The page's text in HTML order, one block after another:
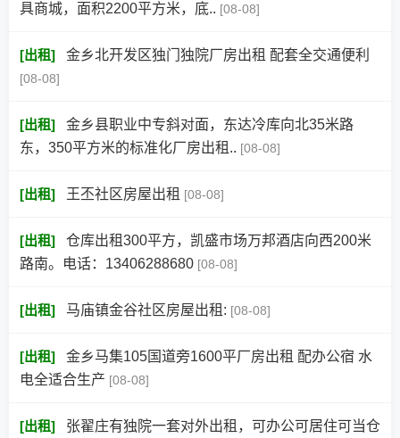
具商城，面积2200平方米，底.. [08-08]
[出租] 金乡北开发区独门独院厂房出租 配套全交通便利
[08-08]
[出租]
金乡县职业中专斜对面，东达冷库向北35米路
东，350平方米的标准化厂房出租.. [08-08]
[出租] 王丕社区房屋出租 [08-08]
[出租]
仓库出租300平方，凯盛市场万邦酒店向西200米
路南。电话：13406288680 [08-08]
[出租] 马庙镇金谷社区房屋出租: [08-08]
[出租]
金乡马集105国道旁1600平厂房出租 配办公宿 水
电全适合生产 [08-08]
[出租] 张翟庄有独院一套对外出租，可办公可居住可当仓